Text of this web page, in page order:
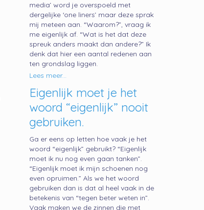
media’ word je overspoeld met
dergelijke ‘one liners’ maar deze sprak
mij meteen aan. “Waarom?”, vraag ik
me eigenlijk af. “Wat is het dat deze
spreuk anders maakt dan andere?” Ik
denk dat hier een aantal redenen aan
ten grondslag liggen.
Lees meer...
Eigenlijk moet je het
woord “eigenlijk” nooit
gebruiken.
Ga er eens op letten hoe vaak je het
woord “eigenlijk” gebruikt? “Eigenlijk
moet ik nu nog even gaan tanken”.
“Eigenlijk moet ik mijn schoenen nog
even opruimen.” Als we het woord
gebruiken dan is dat al heel vaak in de
betekenis van “tegen beter weten in”.
Vaak maken we de zinnen die met